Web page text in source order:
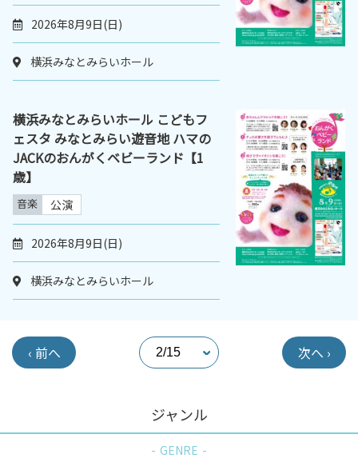
2026年8月9日(日)
横浜みなとみらいホール
横浜みなとみらいホール こどもフ
ェスタ みなとみらい遊音地 ハマの
JACKのおんがくベビーランド【1
歳】
音楽 公演
2026年8月9日(日)
横浜みなとみらいホール
‹ 前へ 次へ ›
ジャンル
GENRE